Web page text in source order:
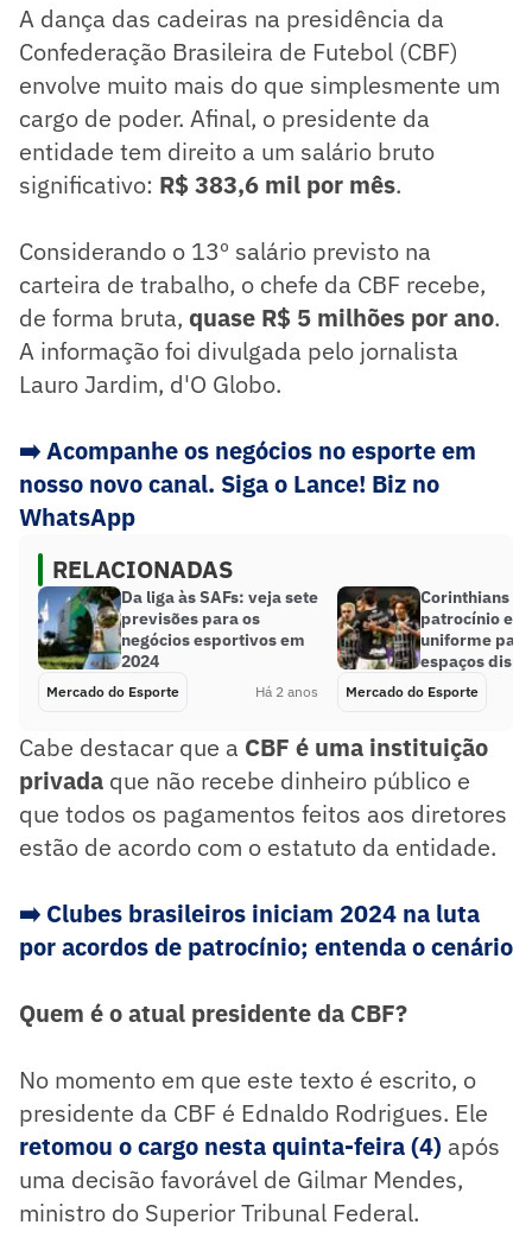
A dança das cadeiras na presidência da
Confederação Brasileira de Futebol (CBF)
envolve muito mais do que simplesmente um
cargo de poder. Afinal, o presidente da
entidade tem direito a um salário bruto
significativo: R$ 383,6 mil por mês.
Considerando o 13º salário previsto na
carteira de trabalho, o chefe da CBF recebe,
de forma bruta, quase R$ 5 milhões por ano.
A informação foi divulgada pelo jornalista
Lauro Jardim, d'O Globo.
➡️Acompanhe os negócios no esporte em
nosso novo canal. Siga o Lance! Biz no
WhatsApp
RELACIONADAS
Da liga às SAFs: veja sete
previsões para os
negócios esportivos em
2024
Mercado do Esporte Há 2 anos
Corinthians
patrocínio e
uniforme
espaços
Mercado do Esporte
Cabe destacar que a CBF é uma instituição
privada que não recebe dinheiro público e
que todos os pagamentos feitos aos diretores
estão de acordo com o estatuto da entidade.
➡️ Clubes brasileiros iniciam 2024 na luta
por acordos de patrocínio; entenda o cenário
Quem é o atual presidente da CBF?
No momento em que este texto é escrito, o
presidente da CBF é Ednaldo Rodrigues. Ele
retomou o cargo nesta quinta-feira (4) após
uma decisão favorável de Gilmar Mendes,
ministro do Superior Tribunal Federal.